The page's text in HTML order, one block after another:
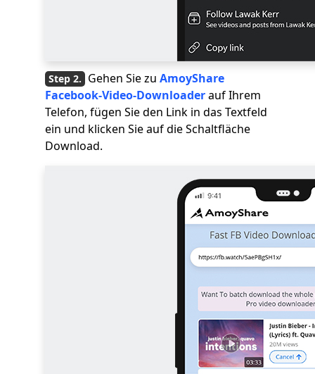
Gehen Sie zu AmoyShare
Facebook-Video-Downloaderauf Ihrem
Telefon, fügen Sie den Link in das Textfeld
ein und klicken Sie auf die Schaltfläche
Download.